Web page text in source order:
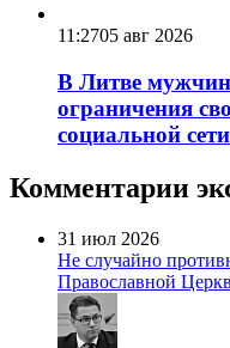
11:2705 авг 2026
В Литве
ограничения
социальной сети
Комментарии
31 июл 2026
Не случайно
Православной